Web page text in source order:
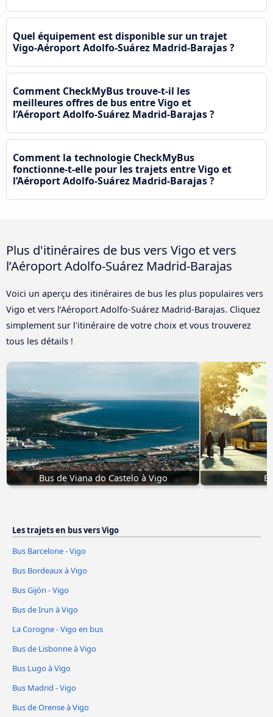
Quel équipement est disponible sur un trajet
Vigo-Aéroport Adolfo-Suárez Madrid-Barajas ?
Comment CheckMyBus trouve-t-il les
meilleures offres de bus entre Vigo et
l’Aéroport Adolfo-Suárez Madrid-Barajas ?
Comment la technologie CheckMyBus
fonctionne-t-elle pour les trajets entre Vigo et
l’Aéroport Adolfo-Suárez Madrid-Barajas ?
Plus d'itinéraires de bus vers Vigo et vers
l’Aéroport Adolfo-Suárez Madrid-Barajas
Voici un aperçu des itinéraires de bus les plus populaires vers
Vigo et vers l’Aéroport Adolfo-Suárez Madrid-Barajas. Cliquez
simplement sur l'itinéraire de votre choix et vous trouverez
tous les détails !
Bus de Viana do Castelo à Vigo
Les trajets en bus vers Vigo
Bus Barcelone - Vigo
Bus Bordeaux à Vigo
Bus Gijón - Vigo
Bus de Irun à Vigo
La Corogne - Vigo en bus
Bus de Lisbonne à Vigo
Bus Lugo à Vigo
Bus Madrid - Vigo
Bus de Orense à Vigo